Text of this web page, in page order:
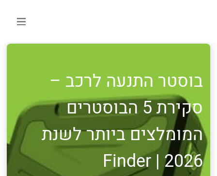
בוסטר התנעה לרכב –
סקירת 5 הבוסטרים
המומלצים ביותר לשנת
2026 | Finder